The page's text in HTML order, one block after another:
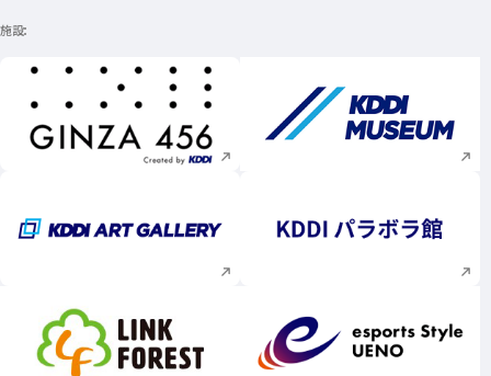
施設
新規ウィンドウで開く 新規ウィンドウで
新規ウィンドウで開く 新規ウィンドウで
新規ウィンドウで開く 新規ウィンドウで